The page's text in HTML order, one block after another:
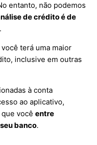
entanto, não podemos
de crédito é de
.
terá uma maior
inclusive em outras
à conta
ao aplicativo,
que vocêentre
banco.